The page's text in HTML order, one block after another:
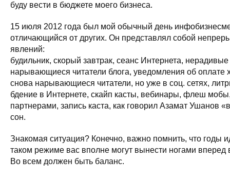
буду вести в бюджете моего бизнеса.
15 июля 2012 года был мой обычный день
отличающийся от других. Он представлял собой
явлений:
будильник, скорый завтрак, сеанс Интернета,
нарывающиеся читатели блога, уведомления об оплате
снова нарывающиеся читатели, но уже в соц. сетях,
бдение в Интернете, скайп касты, вебинары, флеш
партнерами, запись каста, как говорил Азамат Ушанов
сон.
Знакомая ситуация? Конечно, важно помнить, что годы
таком режиме вас вполне могут вынести ногами вперед
Во всем должен быть баланс.